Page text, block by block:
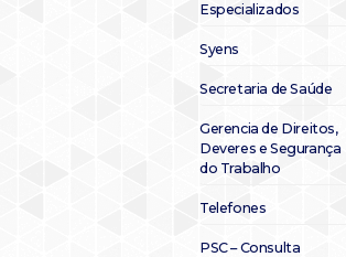
Especializados
Syens
Secretaria de Saúde
Gerencia de Direitos,
Deveres e Segurança
do Trabalho
Telefones
PSC – Consulta